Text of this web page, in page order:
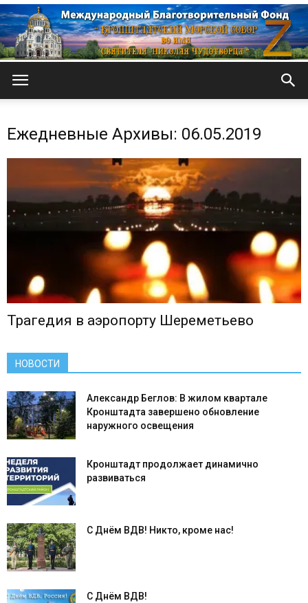
собор
Ежедневные Архивы: 06.05.2019
Трагедия в аэропорту Шереметьево
НОВОСТИ
Александр Беглов: В жилом квартале
Кронштадта завершено обновление
наружного освещения
Кронштадт продолжает динамично
развиваться
С Днём ВДВ! Никто, кроме нас!
С Днём ВДВ!